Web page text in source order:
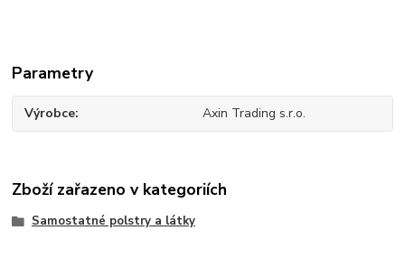
Parametry
Výrobce Axin Trading s.r.o.
Zboží zařazeno v kategoriích
Samostatné polstry a látky